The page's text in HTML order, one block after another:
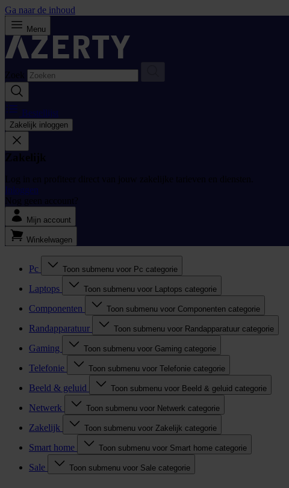
Ga naar de inhoud
Menu
Zoek
Bestellijst
Zakelijk inloggen
Zakelijk
Log in en profiteer direct van jouw zakelijke tarieven en diensten.
Inloggen
Nog geen account?
Mijn account
Winkelwagen
Pc Toon submenu voor Pc categorie
Laptops Toon submenu voor Laptops categorie
Componenten Toon submenu voor Componenten categorie
Randapparatuur Toon submenu voor Randapparatuur categorie
Gaming Toon submenu voor Gaming categorie
Telefonie Toon submenu voor Telefonie categorie
Beeld & geluid Toon submenu voor Beeld & geluid categorie
Netwerk Toon submenu voor Netwerk categorie
Zakelijk Toon submenu voor Zakelijk categorie
Smart home Toon submenu voor Smart home categorie
Sale Toon submenu voor Sale categorie